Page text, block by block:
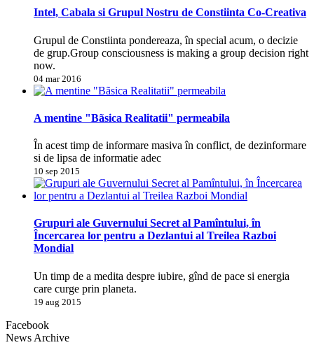
Intel, Cabala si Grupul Nostru de Constiinta Co-Creativa
Grupul de Constiinta pondereaza, în special acum, o decizie
de grup.Group consciousness is making a group decision right
now.
04 mar 2016
A mentine "Bãsica Realitatii" permeabila
În acest timp de informare masiva în conflict, de dezinformare
si de lipsa de informatie adec
10 sep 2015
Grupuri ale Guvernului Secret al Pamîntului, în
Încercarea lor pentru a Dezlantui al Treilea Razboi
Mondial
Un timp de a medita despre iubire, gînd de pace si energia
care curge prin planeta.
19 aug 2015
Facebook
News Archive